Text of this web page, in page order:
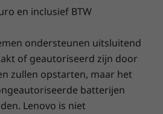
en inclusief BTW
ondersteunen uitsluitend
of geautoriseerd zijn door
zullen opstarten, maar het
batterijen
Lenovo is niet